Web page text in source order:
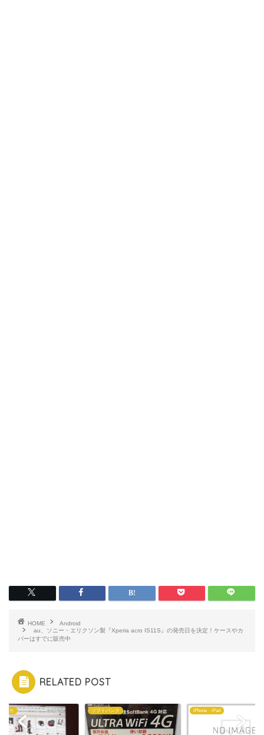
HOME
Android
au、ソニー・エリクソン製『Xperia acro IS11S』の発売日を決定！ケースやカ
バーはすでに販売中
RELATED POST
スカ ソフトバンク iPhone・iPad